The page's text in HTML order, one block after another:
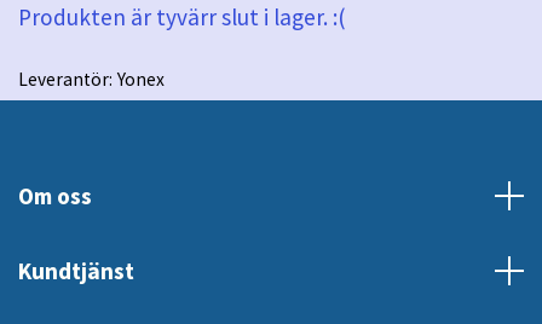
Produkten är tyvärr slut i lager. :(
Leverantör: Yonex
Om oss
Kundtjänst